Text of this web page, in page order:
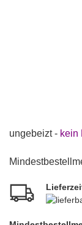
ungebeizt - kein